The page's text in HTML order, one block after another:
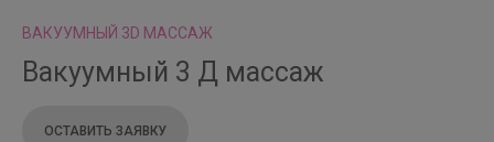
ВАКУУМНЫЙ 3D МАССАЖ
Вакуумный 3 Д массаж
ОСТАВИТЬ ЗАЯВКУ